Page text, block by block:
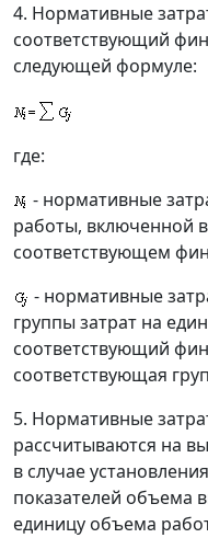
4. Нормативные
соответствующий
следующей формуле:
где:
- нормативные
работы, включенной
соответствующем
- нормативные
группы затрат на
соответствующий
соответствующая
5. Нормативные
рассчитываются на
в случае
показателей объема
единицу объема